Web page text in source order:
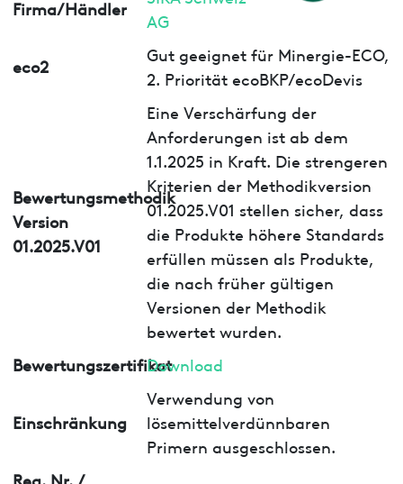
Firma/Händler
AG
eco2
Gut geeignet für Minergie-ECO,
2. Priorität ecoBKP/ecoDevis
Bewertungsmethodik
Version
01.2025.V01
Eine Verschärfung der
Anforderungen ist ab dem
1.1.2025 in Kraft. Die strengeren
Kriterien der Methodikversion
01.2025.V01 stellen sicher, dass
die Produkte höhere Standards
erfüllen müssen als Produkte,
die nach früher gültigen
Versionen der Methodik
bewertet wurden.
BewertungszertifikatDownload
Einschränkung
Verwendung von
lösemittelverdünnbaren
Primern ausgeschlossen.
Reg. Nr. /